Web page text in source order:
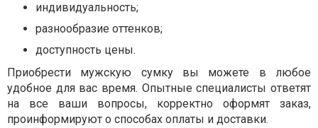
индивидуальность;
разнообразие оттенков;
доступность цены.
Приобрести мужскую сумку вы можете в любое
удобное для вас время. Опытные специалисты ответят
на все ваши вопросы, корректно оформят заказ,
проинформируют о способах оплаты и доставки.